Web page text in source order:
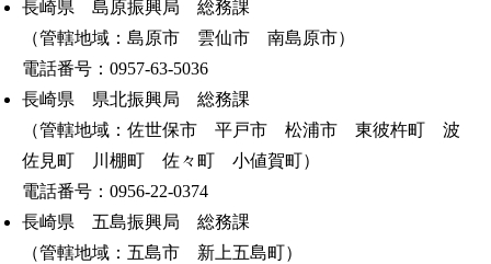
長崎県 島原振興局 総務課
（管轄地域：島原市 雲仙市 南島原市）
電話番号：0957-63-5036
長崎県 県北振興局 総務課
（管轄地域：佐世保市 平戸市 松浦市 東彼杵町 波
佐見町 川棚町 佐々町 小値賀町）
電話番号：0956‐22‐0374
長崎県 五島振興局 総務課
（管轄地域：五島市 新上五島町）